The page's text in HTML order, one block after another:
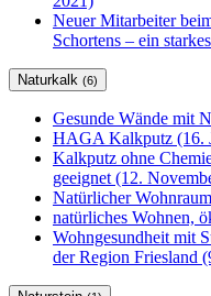
Neuer Mitarbeiter
Schortens – ein
Naturkalk (6)
Gesunde Wände mit
HAGA Kalkputz (16.
Kalkputz ohne
geeignet (12.
Natürlicher
natürliches Wohnen,
Wohngesundheit mit
der Region Friesland